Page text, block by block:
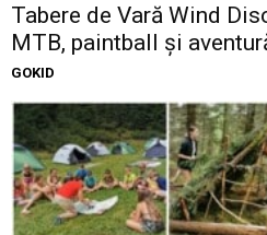
Tabere de Vară Wind
MTB, paintball și
GOKID